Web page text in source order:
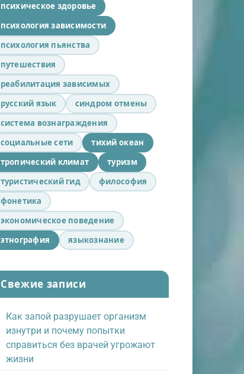
психическое здоровье
психология зависимости
психология пьянства
путешествия
реабилитация зависимых
русский язык
синдром отмены
система вознаграждения
социальные сети
тихий океан
тропический климат
туризм
туристический гид
философия
фонетика
экономическое поведение
этнография
языкознание
Свежие записи
Как запой разрушает организм
изнутри и почему попытки
справиться без врачей угрожают
жизни